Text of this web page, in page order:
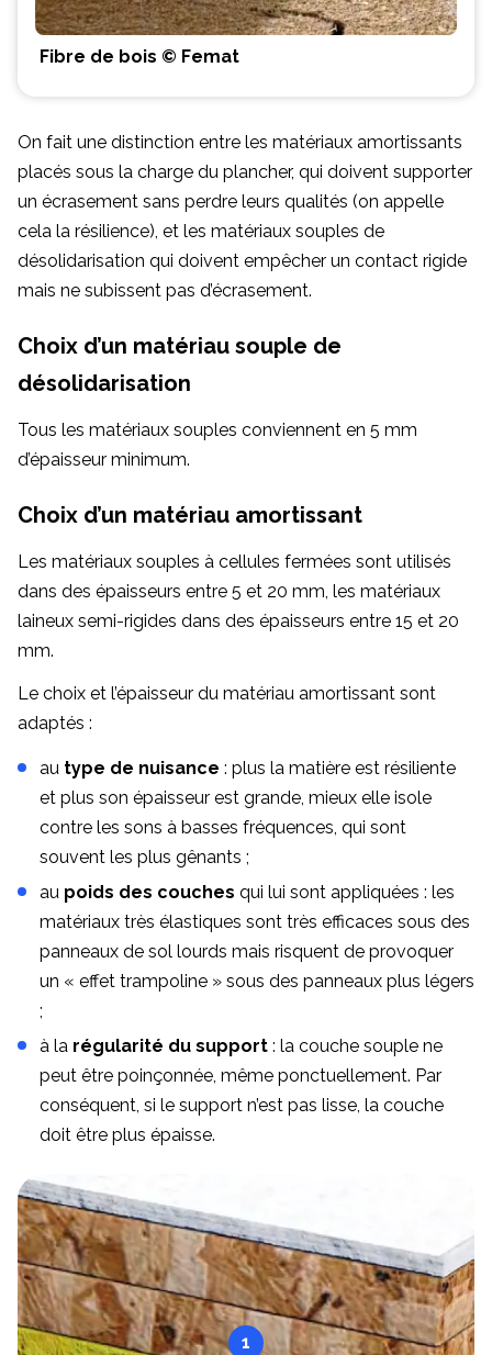
Fibre de bois © Femat
On fait une distinction entre les matériaux amortissants
placés sous la charge du plancher, qui doivent supporter
un écrasement sans perdre leurs qualités (on appelle
cela la résilience), et les matériaux souples de
désolidarisation qui doivent empêcher un contact rigide
mais ne subissent pas d’écrasement.
Choix d’un matériau souple de
désolidarisation
Tous les matériaux souples conviennent en 5 mm
d’épaisseur minimum.
Choix d’un matériau amortissant
Les matériaux souples à cellules fermées sont utilisés
dans des épaisseurs entre 5 et 20 mm, les matériaux
laineux semi-rigides dans des épaisseurs entre 15 et 20
mm.
Le choix et l’épaisseur du matériau amortissant sont
adaptés :
au type de nuisance : plus la matière est résiliente
et plus son épaisseur est grande, mieux elle isole
contre les sons à basses fréquences, qui sont
souvent les plus gênants ;
au poids des couches qui lui sont appliquées : les
matériaux très élastiques sont très efficaces sous des
panneaux de sol lourds mais risquent de provoquer
un « effet trampoline » sous des panneaux plus légers
;
à la régularité du support : la couche souple ne
peut être poinçonnée, même ponctuellement. Par
conséquent, si le support n’est pas lisse, la couche
doit être plus épaisse.
1